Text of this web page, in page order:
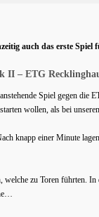
auch das erste
II – ETG
Spiel gegen die
wollen, als bei
knapp einer Minute
zu Toren führten.